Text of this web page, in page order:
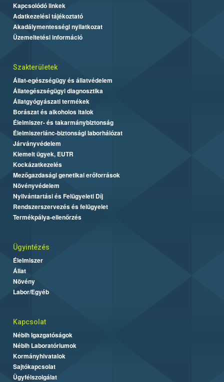
Kapcsolódó linkek
Adatkezelési tájékoztató
Akadálymentességi nyilatkozat
Üzemeltetési információ
Szakterületek
Állat-egészségügy és állatvédelem
Állategészségügyi diagnosztika
Állatgyógyászati termékek
Borászat és alkoholos italok
Élelmiszer- és takarmánybiztonság
Élelmiszerlánc-biztonsági laborhálózat
Járványvédelem
Kiemelt ügyek, EUTR
Kockázatkezelés
Mezőgazdasági genetikai erőforrások
Növényvédelem
Nyilvántartási és Felügyeleti Díj
Rendszerszervezés és felügyelet
Termékpálya-ellenőrzés
Ügyintézés
Élelmiszer
Állat
Növény
Labor/Egyéb
Kapcsolat
Nébih Igazgatóságok
Nébih Laboratóriumok
Kormányhivatalok
Sajtókapcsolat
Ügyfélszolgálat